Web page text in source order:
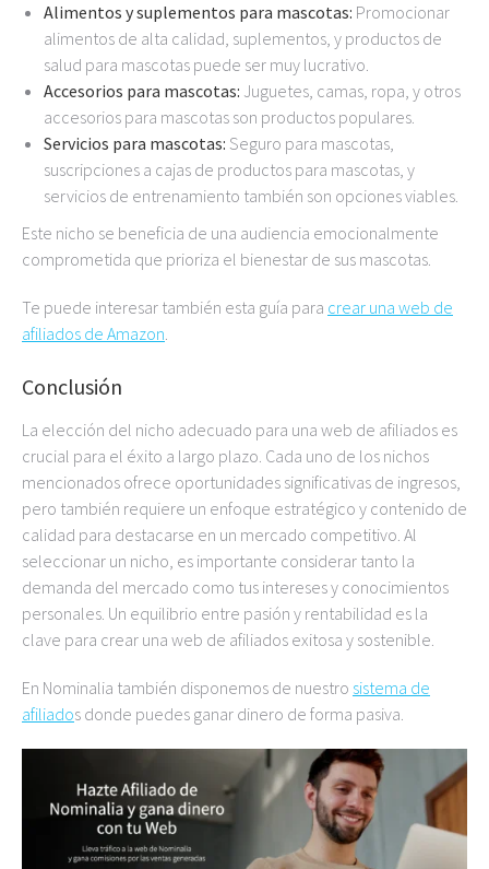
Alimentos y suplementos para mascotas: Promocionar
alimentos de alta calidad, suplementos, y productos de
salud para mascotas puede ser muy lucrativo.
Accesorios para mascotas: Juguetes, camas, ropa, y otros
accesorios para mascotas son productos populares.
Servicios para mascotas: Seguro para mascotas,
suscripciones a cajas de productos para mascotas, y
servicios de entrenamiento también son opciones viables.
Este nicho se beneficia de una audiencia emocionalmente
comprometida que prioriza el bienestar de sus mascotas.
Te puede interesar también esta guía para crear una web de
afiliados de Amazon.
Conclusión
La elección del nicho adecuado para una web de afiliados es
crucial para el éxito a largo plazo. Cada uno de los nichos
mencionados ofrece oportunidades significativas de ingresos,
pero también requiere un enfoque estratégico y contenido de
calidad para destacarse en un mercado competitivo. Al
seleccionar un nicho, es importante considerar tanto la
demanda del mercado como tus intereses y conocimientos
personales. Un equilibrio entre pasión y rentabilidad es la
clave para crear una web de afiliados exitosa y sostenible.
En Nominalia también disponemos de nuestro sistema de
afiliados donde puedes ganar dinero de forma pasiva.